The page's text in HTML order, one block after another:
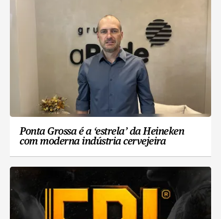
Ponta Grossa é a ‘estrela’ da Heineken
com moderna indústria cervejeira